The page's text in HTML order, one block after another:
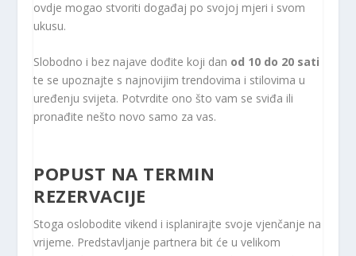
ovdje mogao stvoriti događaj po svojoj mjeri i svom
ukusu.
Slobodno i bez najave dođite koji dan od 10 do 20 sati
te se upoznajte s najnovijim trendovima i stilovima u
uređenju svijeta. Potvrdite ono što vam se sviđa ili
pronađite nešto novo samo za vas.
POPUST NA TERMIN
REZERVACIJE
Stoga oslobodite vikend i isplanirajte svoje vjenčanje na
vrijeme. Predstavljanje partnera bit će u velikom